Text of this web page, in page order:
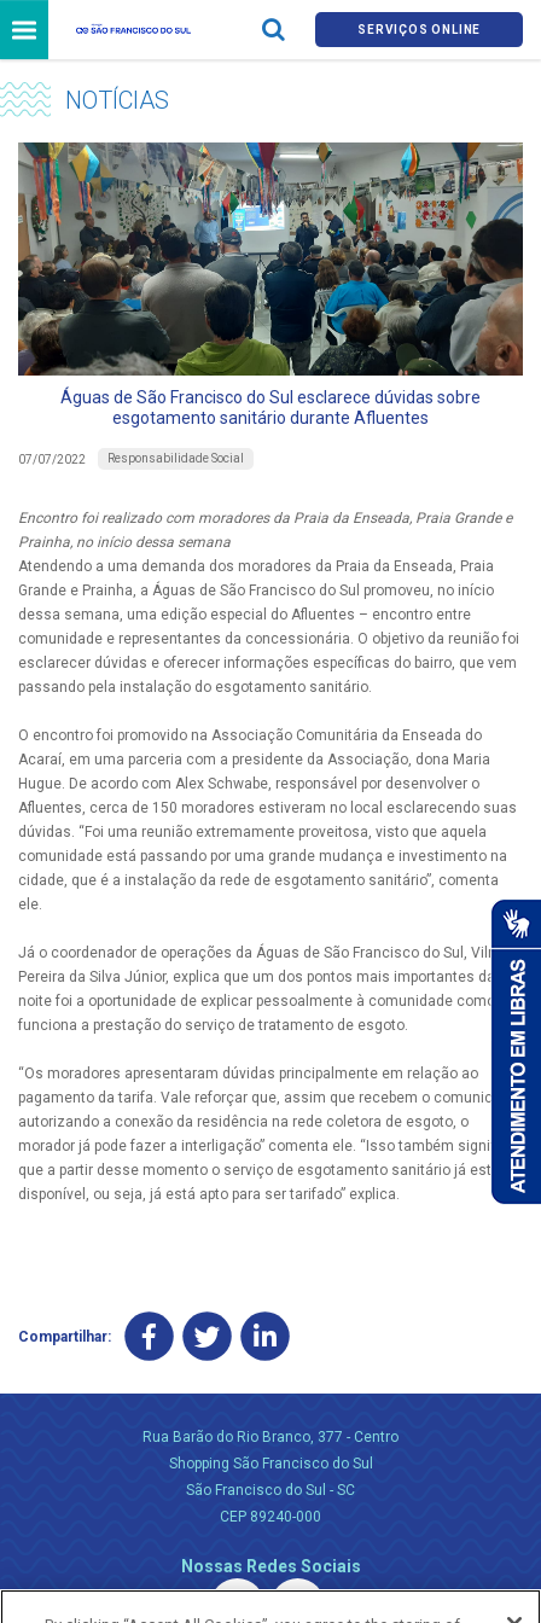
SERVIÇOS ONLINE
NOTÍCIAS
Águas de São Francisco do Sul esclarece dúvidas sobre
esgotamento sanitário durante Afluentes
07/07/2022 Responsabilidade Social
Encontro foi realizado com moradores da Praia da Enseada, Praia Grande e
Prainha, no início dessa semana
Atendendo a uma demanda dos moradores da Praia da Enseada, Praia
Grande e Prainha, a Águas de São Francisco do Sul promoveu, no início
dessa semana, uma edição especial do Afluentes – encontro entre
comunidade e representantes da concessionária. O objetivo da reunião foi
esclarecer dúvidas e oferecer informações específicas do bairro, que vem
passando pela instalação do esgotamento sanitário.
O encontro foi promovido na Associação Comunitária da Enseada do
Acaraí, em uma parceria com a presidente da Associação, dona Maria
Hugue. De acordo com Alex Schwabe, responsável por desenvolver o
Afluentes, cerca de 150 moradores estiveram no local esclarecendo suas
dúvidas. “Foi uma reunião extremamente proveitosa, visto que aquela
comunidade está passando por uma grande mudança e investimento na
cidade, que é a instalação da rede de esgotamento sanitário”, comenta
ele.
Já o coordenador de operações da Águas de São Francisco do Sul, Vilmar
Pereira da Silva Júnior, explica que um dos pontos mais importantes da
noite foi a oportunidade de explicar pessoalmente à comunidade como
funciona a prestação do serviço de tratamento de esgoto.
“Os moradores apresentaram dúvidas principalmente em relação ao
pagamento da tarifa. Vale reforçar que, assim que recebem o comunicado
autorizando a conexão da residência na rede coletora de esgoto, o
morador já pode fazer a interligação” comenta ele. “Isso também significa
que a partir desse momento o serviço de esgotamento sanitário já está
disponível, ou seja, já está apto para ser tarifado” explica.
Compartilhar:
Rua Barão do Rio Branco, 377 - Centro
Shopping São Francisco do Sul
São Francisco do Sul - SC
CEP 89240-000
Nossas Redes Sociais